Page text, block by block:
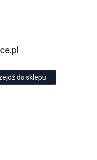
do sklepu